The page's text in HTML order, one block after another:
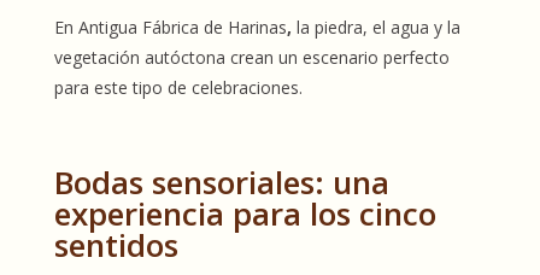
En Antigua Fábrica de Harinas, la piedra, el agua y la
vegetación autóctona crean un escenario perfecto
para este tipo de celebraciones.
Bodas sensoriales: una
experiencia para los cinco
sentidos